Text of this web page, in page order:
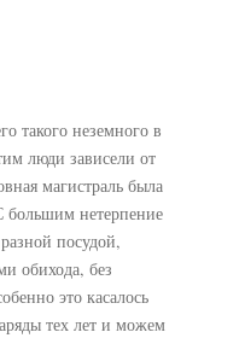
такого неземного в
люди зависели от
магистраль была
большим нетерпение
посудой,
обихода, без
это касалось
тех лет и можем